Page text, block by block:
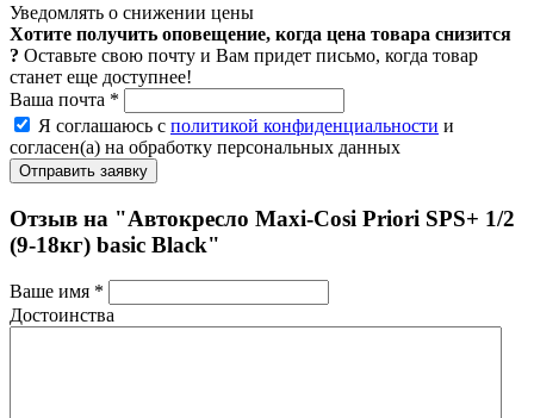
Уведомлять о снижении цены
Хотите получить оповещение, когда цена товара снизится
? Оставьте свою почту и Вам придет письмо, когда товар
станет еще доступнее!
Ваша почта *
Я соглашаюсь с политикой конфиденциальности и
согласен(а) на обработку персональных данных
Отзыв на "Автокресло Maxi-Cosi Priori SPS+ 1/2
(9-18кг) basic Black"
Ваше имя *
Достоинства